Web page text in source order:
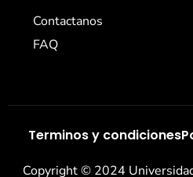
Contactanos
FAQ
Terminos y condiciones
Copyright © 2024